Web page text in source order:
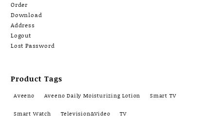
Order
Download
Address
Logout
Lost Password
Product Tags
Aveeno Aveeno Daily Moisturizing Lotion Smart TV
Smart Watch Television&Video TV